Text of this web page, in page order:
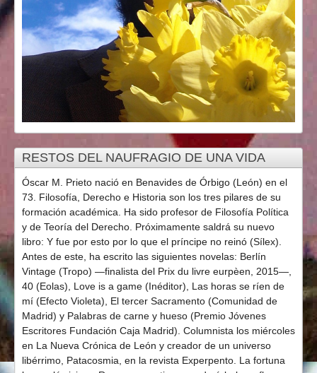
RESTOS DEL NAUFRAGIO DE UNA VIDA
Óscar M. Prieto nació en Benavides de Órbigo (León) en el
73. Filosofía, Derecho e Historia son los tres pilares de su
formación académica. Ha sido profesor de Filosofía Política
y de Teoría del Derecho. Próximamente saldrá su nuevo
libro: Y fue por esto por lo que el príncipe no reinó (Sílex).
Antes de este, ha escrito las siguientes novelas: Berlín
Vintage (Tropo) —finalista del Prix du livre eurpèen, 2015—,
40 (Eolas), Love is a game (Inéditor), Las horas se ríen de
mí (Efecto Violeta), El tercer Sacramento (Comunidad de
Madrid) y Palabras de carne y hueso (Premio Jóvenes
Escritores Fundación Caja Madrid). Columnista los miércoles
en La Nueva Crónica de León y creador de un universo
libérrimo, Patacosmia, en la revista Experpento. La fortuna